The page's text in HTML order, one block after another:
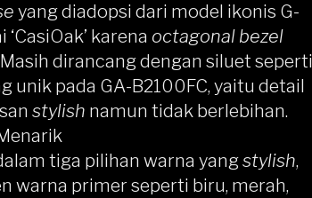
yang diadopsi dari model ikonis G-
karena octagonal bezel
dirancang dengan siluet seperti
unik pada GA-B2100FC, yaitu detail
stylish namun tidak berlebihan.
tiga pilihan warna yangstylish,
warna primer seperti biru, merah,